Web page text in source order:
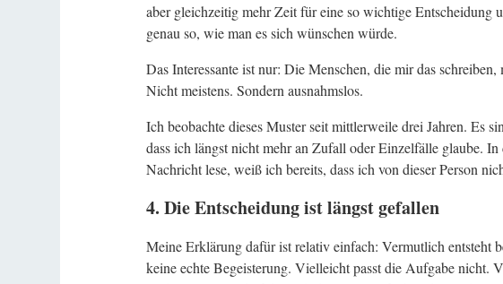
aber gleichzeitig mehr Zeit für eine so wichtige Entscheidung
genau so, wie man es sich wünschen würde.
Das Interessante ist nur: Die Menschen, die mir das
Nicht meistens. Sondern ausnahmslos.
Ich beobachte dieses Muster seit mittlerweile drei Jahren. Es
dass ich längst nicht mehr an Zufall oder Einzelfälle glaube.
Nachricht lese, weiß ich bereits, dass ich von dieser Person
4. Die Entscheidung ist längst gefallen
Meine Erklärung dafür ist relativ einfach: Vermutlich entsteht
keine echte Begeisterung. Vielleicht passt die Aufgabe nicht.